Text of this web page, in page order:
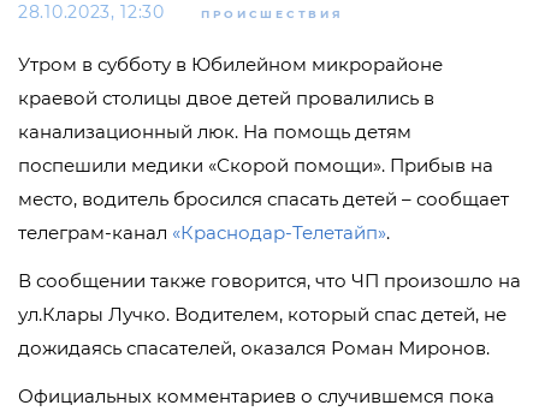
28.10.2023, 12:30 ПРОИСШЕСТВИЯ
Утром в субботу в Юбилейном микрорайоне
краевой столицы двое детей провалились в
канализационный люк. На помощь детям
поспешили медики «Скорой помощи». Прибыв на
место, водитель бросился спасать детей – сообщает
телеграм-канал «Краснодар-Телетайп».
В сообщении также говорится, что ЧП произошло на
ул.Клары Лучко. Водителем, который спас детей, не
дожидаясь спасателей, оказался Роман Миронов.
Официальных комментариев о случившемся пока